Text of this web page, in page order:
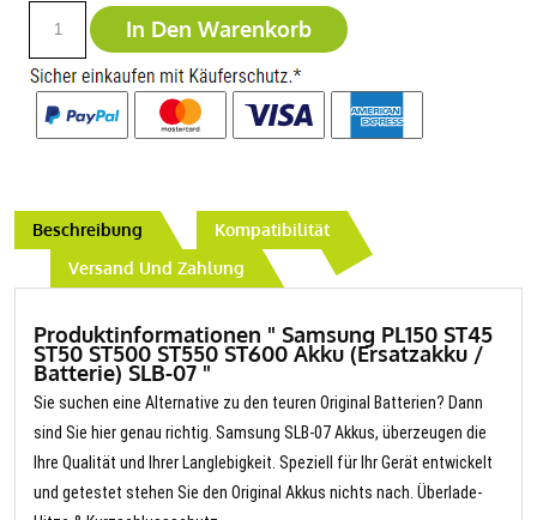
In Den Warenkorb
Beschreibung
Kompatibilität
Versand Und Zahlung
Produktinformationen " Samsung PL150 ST45
ST50 ST500 ST550 ST600 Akku (Ersatzakku /
Batterie) SLB-07 "
Sie suchen eine Alternative zu den teuren Original Batterien? Dann
sind Sie hier genau richtig. Samsung SLB-07 Akkus, überzeugen die
Ihre Qualität und Ihrer Langlebigkeit. Speziell für Ihr Gerät entwickelt
und getestet stehen Sie den Original Akkus nichts nach. Überlade-